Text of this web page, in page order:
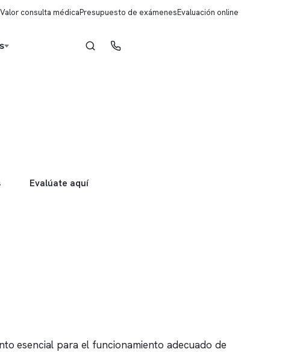
Valor consulta médicaPresupuesto de exámenesEvaluación online
Evalúate aquí
esencial para el funcionamiento adecuado de